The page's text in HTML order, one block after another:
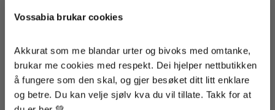
Vossabia brukar cookies
Akkurat som me blandar urter og bivoks med omtanke,
brukar me cookies med respekt. Dei hjelper nettbutikken
å fungere som den skal, og gjer besøket ditt litt enklare
og betre. Du kan velje sjølv kva du vil tillate. Takk for at
trocknen und in einem kleinen Stoffbeutel tragen, um
entfalten.
💜 Bei Vossabia finden Sie Lavendel in mehreren
Kostbarkeiten, die den Alltag sanfter und ruhiger
und Haare
Ich bin damit einverstanden, dass meine Daten
zum Erhalt von Newslettern von Vossabia
gespeichert werden.